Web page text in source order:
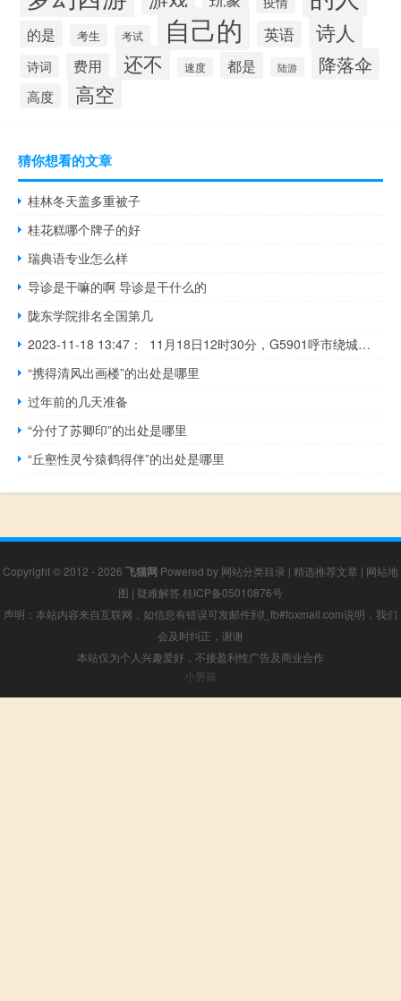
的是 考生 考试 自己的 英语 诗人
诗词 费用 还不 速度 都是 陆游 降落伞
高度 高空
猜你想看的文章
桂林冬天盖多重被子
桂花糕哪个牌子的好
瑞典语专业怎么样
导诊是干嘛的啊 导诊是干什么的
陇东学院排名全国第几
2023-11-18 13:47： 11月18日12时30分，G5901呼市绕城高速金河收费站出口匝道K23处（银川方向）发生事故。截至13时35分，对金河收费站入口（北京方向）采取封闭管制措施，恢复通行时间待定。​​​
“携得清风出画楼”的出处是哪里
过年前的几天准备
“分付了苏卿印”的出处是哪里
“丘壑性灵兮猿鹤得伴”的出处是哪里
Copyright © 2012 - 2026 飞猫网 Powered by 网站分类目录 | 精选推荐文章 | 网站地
图 | 疑难解答 桂ICP备05010876号
声明：本站内容来自互联网，如信息有错误可发邮件到f_fb#foxmail.com说明，我们
会及时纠正，谢谢
本站仅为个人兴趣爱好，不接盈利性广告及商业合作
小男孩